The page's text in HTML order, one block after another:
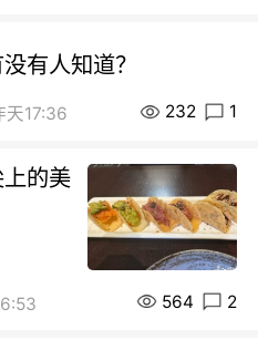
有人知道？
天17:36 232 1
的美
564 2